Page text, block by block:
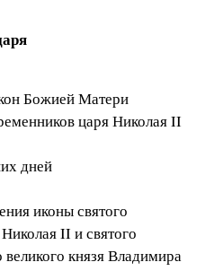
Божией Матери
царя Николая II
дней
иконы святого
II и святого
великого князя Владимира